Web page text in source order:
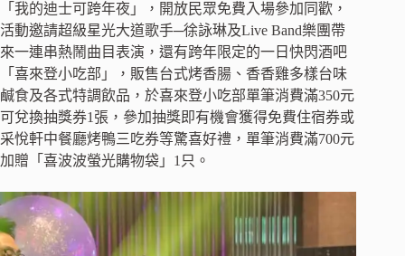
「我的迪士可跨年夜」，開放民眾免費入場參加同歡，
活動邀請超級星光大道歌手─徐詠琳及Live Band樂團帶
來一連串熱鬧曲目表演，還有跨年限定的一日快閃酒吧
「喜來登小吃部」，販售台式烤香腸、香香雞多樣台味
鹹食及各式特調飲品，於喜來登小吃部單筆消費滿350元
可兌換抽獎券1張，參加抽獎即有機會獲得免費住宿券或
采悅軒中餐廳烤鴨三吃券等驚喜好禮，單筆消費滿700元
加贈「喜波波螢光購物袋」1只。